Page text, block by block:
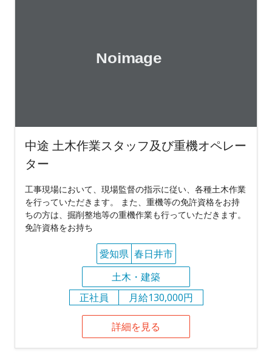
中途 土木作業スタッフ及び重機オペレー
ター
工事現場において、現場監督の指示に従い、各種土木作業
を行っていただきます。 また、重機等の免許資格をお持
ちの方は、掘削整地等の重機作業も行っていただきます。
免許資格をお持ち
愛知県 春日井市
土木・建築
正社員
月給130,000円
詳細を見る